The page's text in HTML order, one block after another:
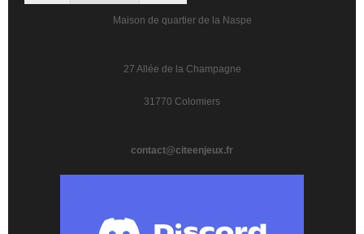
Maison de quartier de la Naspe
27 Allée de la Champagne
31770 Colomiers
contact@citeenjeux.fr